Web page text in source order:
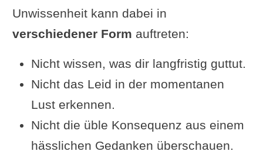
Unwissenheit kann dabei in
verschiedener Form auftreten:
Nicht wissen, was dir langfristig guttut.
Nicht das Leid in der momentanen
Lust erkennen.
Nicht die üble Konsequenz aus einem
hässlichen Gedanken überschauen.